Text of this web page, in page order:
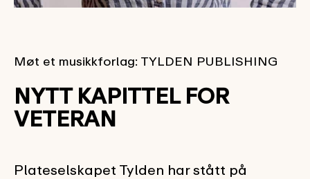
Møt et musikkforlag: TYLDEN PUBLISHING
NYTT KAPITTEL FOR
VETERAN
Plateselskapet Tylden har stått på